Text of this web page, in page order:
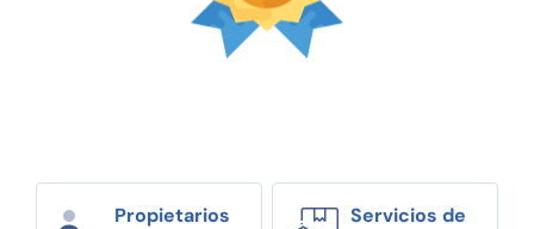
Propietarios
Servicios de